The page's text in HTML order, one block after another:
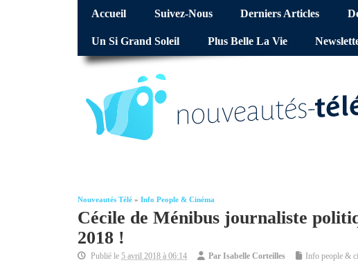
Accueil Suivez-Nous Derniers Articles
Un Si Grand Soleil Plus Belle La Vie
Nouveautés Télé » Info People & Cinéma
Cécile de Ménibus journaliste
2018 !
Publié le 5 avril 2018 à 06:14 Par Isabelle Corteilles Info people &